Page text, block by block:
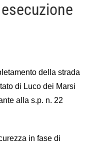
della strada
di Luco dei Marsi
alla s.p. n. 22
in fase di